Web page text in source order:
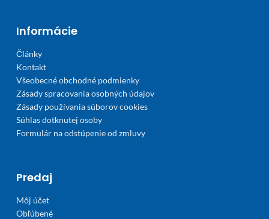
Informácie
Články
Kontakt
Všeobecné obchodné podmienky
Zásady spracovania osobných údajov
Zásady používania súborov cookies
Súhlas dotknutej osoby
Formulár na odstúpenie od zmluvy
Predaj
Môj účet
Obľúbené